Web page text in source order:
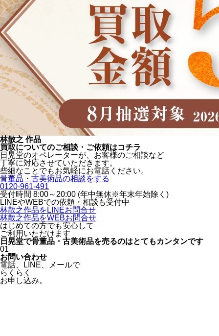
林散之 作品
買取についてのご相談・ご依頼はコチラ
日晃堂のオペレーターが、お客様のご相談など
丁寧に対応させていただきます。
些細なことでもお気軽にお電話ください。
骨董品・古美術品の相談をする
0120-961-491
受付時間 8:00～20:00 (年中無休※年末年始除く)
LINEやWEBでの依頼・相談も受付中
林散之作品をLINEお問合せ
林散之作品をWEBお問合せ
はじめての方でも安心して
ご利用いただけます
日晃堂で骨董品・古美術品を売るのはとても カンタンです
01
お問い合わせ
電話、
LINE、
メールで
らくらく
お申し込み。